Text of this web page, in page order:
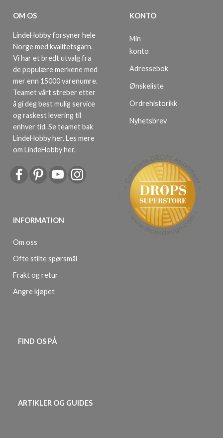
OM OS
LindeHobby forsyner hele
Norge med kvalitetsgarn.
Vi har et bredt utvalg fra
de populære merkene med
mer enn 15000 varenumre.
Teamet vårt streber etter
å gi deg best mulig service
og raskest levering til
enhver tid. Se teamet bak
LindeHobby her.Les mere
om LindeHobby her.
INFORMATION
Om oss
Ofte stilte spørsmål
Frakt og retur
Angre kjøpet
KONTO
Min
konto
Adressebok
Ønskeliste
Ordrehistorikk
Nyhetsbrev
FIND OS PÅ
ARTIKLER OG GUIDES